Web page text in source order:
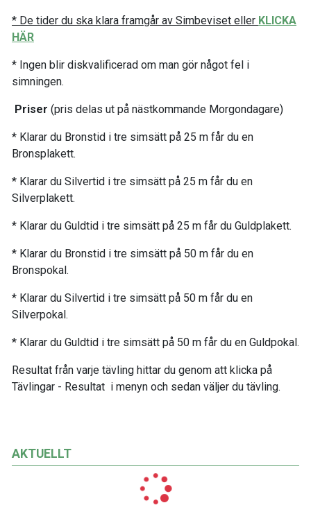
AKTUELLT
* De tider du ska klara framgår av Simbeviset eller KLICKA
HÄR
* Ingen blir diskvalificerad om man gör något fel i
simningen.
Priser (pris delas ut på nästkommande Morgondagare)
* Klarar du Bronstid i tre simsätt på 25 m får du en
Bronsplakett.
* Klarar du Silvertid i tre simsätt på 25 m får du en
Silverplakett.
* Klarar du Guldtid i tre simsätt på 25 m får du Guldplakett.
* Klarar du Bronstid i tre simsätt på 50 m får du en
Bronspokal.
* Klarar du Silvertid i tre simsätt på 50 m får du en
Silverpokal.
* Klarar du Guldtid i tre simsätt på 50 m får du en Guldpokal.
Resultat från varje tävling hittar du genom att klicka på
Tävlingar - Resultat i menyn och sedan väljer du tävling.